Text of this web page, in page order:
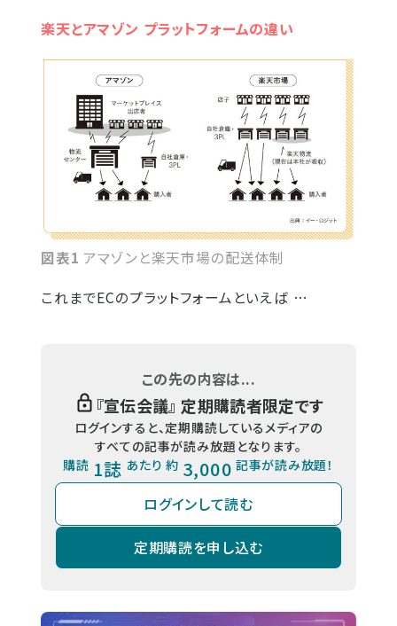
楽天とアマゾン プラットフォームの違い
図表1 アマゾンと楽天市場の配送体制
これまでECのプラットフォームといえば …
この先の内容は...
『宣伝会議』 定期購読者限定です
ログインすると、定期購読しているメディアの
すべての記事が読み放題となります。
購読 1誌 あたり 約 3,000 記事が読み放題！
ログインして読む
定期購読を申し込む